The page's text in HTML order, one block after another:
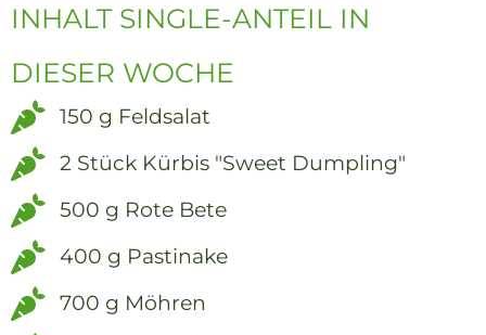
INHALT SINGLE-ANTEIL IN
DIESER WOCHE
150 g Feldsalat
2 Stück Kürbis "Sweet Dumpling"
500 g Rote Bete
400 g Pastinake
700 g Möhren